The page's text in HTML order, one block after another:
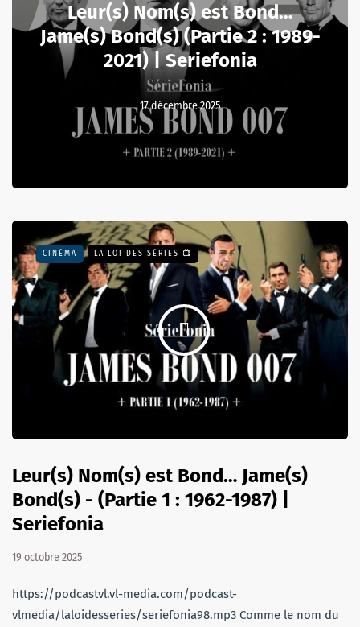
Leur(s) Nom(s) est Bond…
Jame(s) Bond(s) (Partie 2 : 1989-
2021) | Seriefonia
17 décembre 2025
CINÉMA LA LOI DES SÉRIES 📺
Leur(s) Nom(s) est Bond… Jame(s)
Bond(s) - (Partie 1 : 1962-1987) |
Seriefonia
19 octobre 2025
https://podcastvl.vl-media.com/podcast-
vlmedia/laloidesseries/seriefonia98.mp3 Comme le nom du